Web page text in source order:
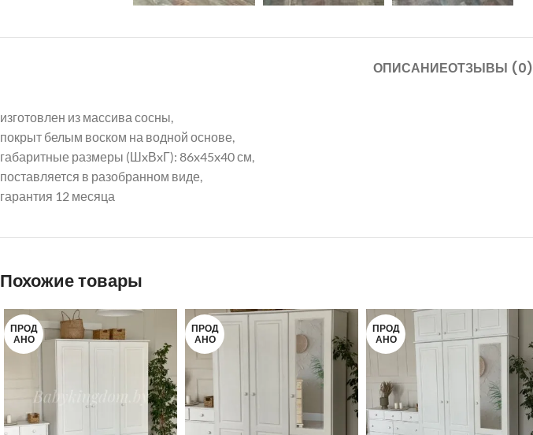
ОПИСАНИЕОТЗЫВЫ (0)
изготовлен из массива сосны,
покрыт белым воском на водной основе,
габаритные размеры (ШxВxГ): 86x45x40 см,
поставляется в разобранном виде,
гарантия 12 месяца
Похожие товары
ПРОД
АНО
ПРОД
АНО
ПРОД
АНО